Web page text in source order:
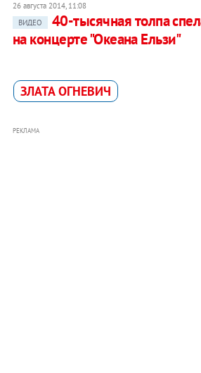
26 августа 2014, 11:08
ВИДЕО
40-тысячная толпа
на концерте "Океана Ельзи"
ЗЛАТА ОГНЕВИЧ
РЕКЛАМА